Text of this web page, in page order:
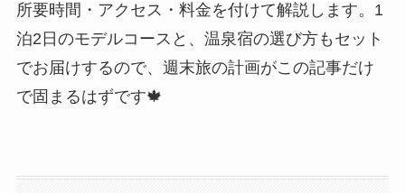
所要時間・アクセス・料金を付けて解説します。1
泊2日のモデルコースと、温泉宿の選び方もセット
でお届けするので、週末旅の計画がこの記事だけ
で固まるはずです🍁